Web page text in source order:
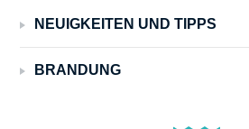
NEUIGKEITEN UND TIPPS
BRANDUNG